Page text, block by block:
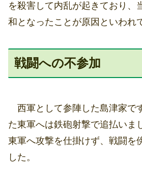
を殺害して内乱が起きており、
和となったことが原因といわれ
戦闘への不参加
西軍として参陣した島津家で
た東軍へは鉄砲射撃で追払いま
東軍へ攻撃を仕掛けず、戦闘を
した。